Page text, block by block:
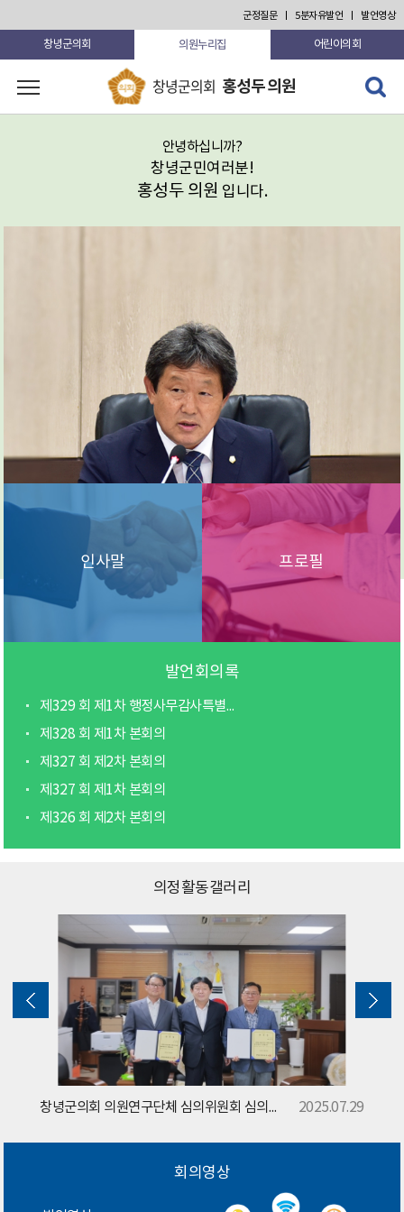
창녕군의회 의원누리집 어린이의회
군정질문 5분자유발언 발언영상
창녕군의회 홍성두 의원
검색 열
고 닫기
안녕하십니까?
창녕군민여러분!
홍성두 의원 입니다.
인사말 프로필
발언회의록
제329 회 제1차 행정사무감사특별위원회
제328 회 제1차 본회의
제327 회 제2차 본회의
제327 회 제1차 본회의
제326 회 제2차 본회의
의정활동갤러리
창녕군의회 의원연구단체 심의위원회 심의위원 위촉 및 심의위원회 개최 2025.07.29
회의영상